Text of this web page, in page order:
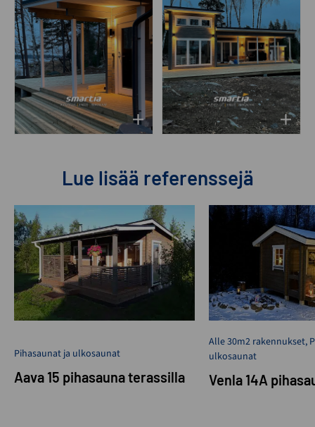
Lue lisää referenssejä
Pihasaunat ja ulkosaunat
Aava 15 pihasauna terassilla
Alle 30m2 rakennukset,
ulkosaunat
Venla 14A